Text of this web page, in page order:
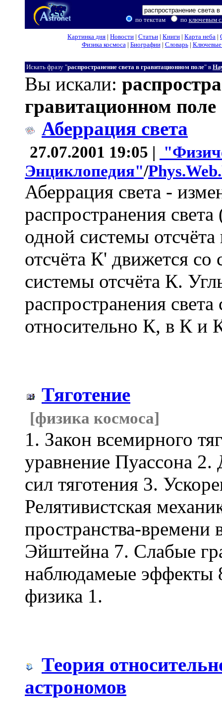
по текстам по ключевым
Картинка дня | Новости | Статьи | Книги | Карта неба |
Физика космоса| Биографии| Словарь| Ключевые
Искать фразу "распространение света в гравитационном поле" в
Вы искали:
гравитационном поле
Аберрация света
27.07.2001 19:05 |
Энциклопедия"/
Аберрация света -
распространения
одной системы
отсчёта К' движется
системы отсчёта К.
распространения
относительно К, в К и
Тяготение
[физика космоса]
1. Закон всемирного
уравнение Пуассона
сил тяготения 3.
Релятивистская
пространства-
Эйштейна 7. Слабые
наблюдамеые эффекты
физика 1.
Теория
астрономов